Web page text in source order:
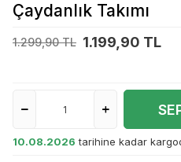
Çaydanlık Takımı
1.299,90 TL 1.199,90 TL
10.08.2026 tarihine kadar